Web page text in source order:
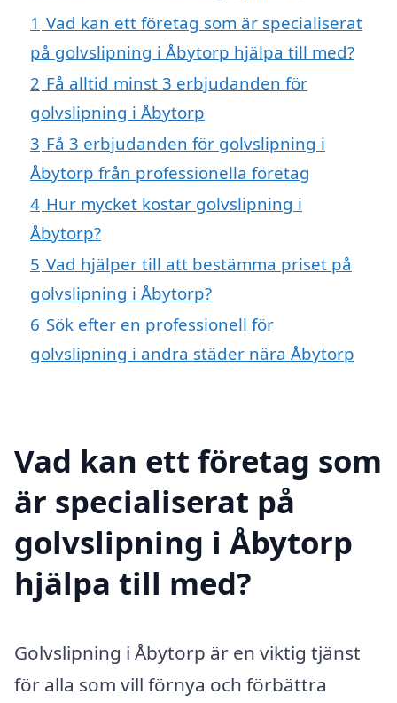
1 Vad kan ett företag som är specialiserat
på golvslipning i Åbytorp hjälpa till med?
2 Få alltid minst 3 erbjudanden för
golvslipning i Åbytorp
3 Få 3 erbjudanden för golvslipning i
Åbytorp från professionella företag
4 Hur mycket kostar golvslipning i
Åbytorp?
5 Vad hjälper till att bestämma priset på
golvslipning i Åbytorp?
6 Sök efter en professionell för
golvslipning i andra städer nära Åbytorp
Vad kan ett företag som
är specialiserat på
golvslipning i Åbytorp
hjälpa till med?
Golvslipning i Åbytorp är en viktig tjänst
för alla som vill förnya och förbättra